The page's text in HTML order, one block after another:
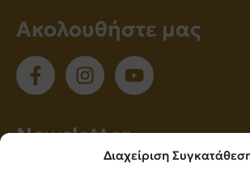
Διαχείριση
Ακολουθήστε μας
Νewsletter